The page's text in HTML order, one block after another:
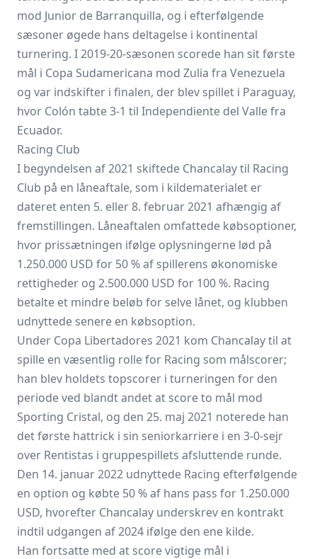
mod Junior de Barranquilla, og i efterfølgende
sæsoner øgede hans deltagelse i kontinental
turnering. I 2019-20-sæsonen scorede han sit første
mål i Copa Sudamericana mod Zulia fra Venezuela
og var indskifter i finalen, der blev spillet i Paraguay,
hvor Colón tabte 3-1 til Independiente del Valle fra
Ecuador.
Racing Club
I begyndelsen af 2021 skiftede Chancalay til Racing
Club på en låneaftale, som i kildematerialet er
dateret enten 5. eller 8. februar 2021 afhængig af
fremstillingen. Låneaftalen omfattede købsoptioner,
hvor prissætningen ifølge oplysningerne lød på
1.250.000 USD for 50 % af spillerens økonomiske
rettigheder og 2.500.000 USD for 100 %. Racing
betalte et mindre beløb for selve lånet, og klubben
udnyttede senere en købsoption.
Under Copa Libertadores 2021 kom Chancalay til at
spille en væsentlig rolle for Racing som målscorer;
han blev holdets topscorer i turneringen for den
periode ved blandt andet at score to mål mod
Sporting Cristal, og den 25. maj 2021 noterede han
det første hattrick i sin seniorkarriere i en 3-0‑sejr
over Rentistas i gruppespillets afsluttende runde.
Den 14. januar 2022 udnyttede Racing efterfølgende
en option og købte 50 % af hans pass for 1.250.000
USD, hvorefter Chancalay underskrev en kontrakt
indtil udgangen af 2024 ifølge den ene kilde.
Han fortsatte med at score vigtige mål i